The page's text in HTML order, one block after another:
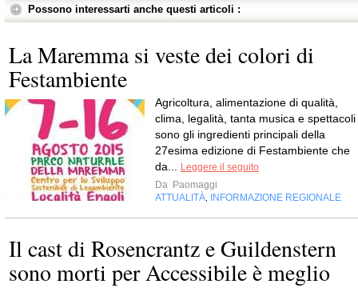
Possono interessarti anche questi articoli :
La Maremma si veste dei colori di
Festambiente
Agricoltura, alimentazione di qualità,
clima, legalità, tanta musica e spettacoli
sono gli ingredienti principali della
27esima edizione di Festambiente che
da...
Leggere il seguito
Da Paomaggi
ATTUALITÀ
INFORMAZIONE REGIONALE
Il cast di Rosencrantz e Guildenstern
sono morti per Accessibile è meglio